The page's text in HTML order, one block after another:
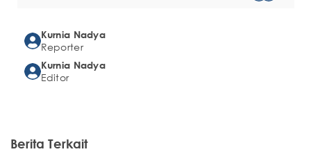
Kurnia Nadya
Reporter
Kurnia Nadya
Editor
Berita Terkait